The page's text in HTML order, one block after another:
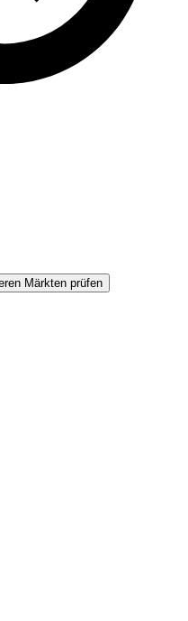
Märkten prüfen